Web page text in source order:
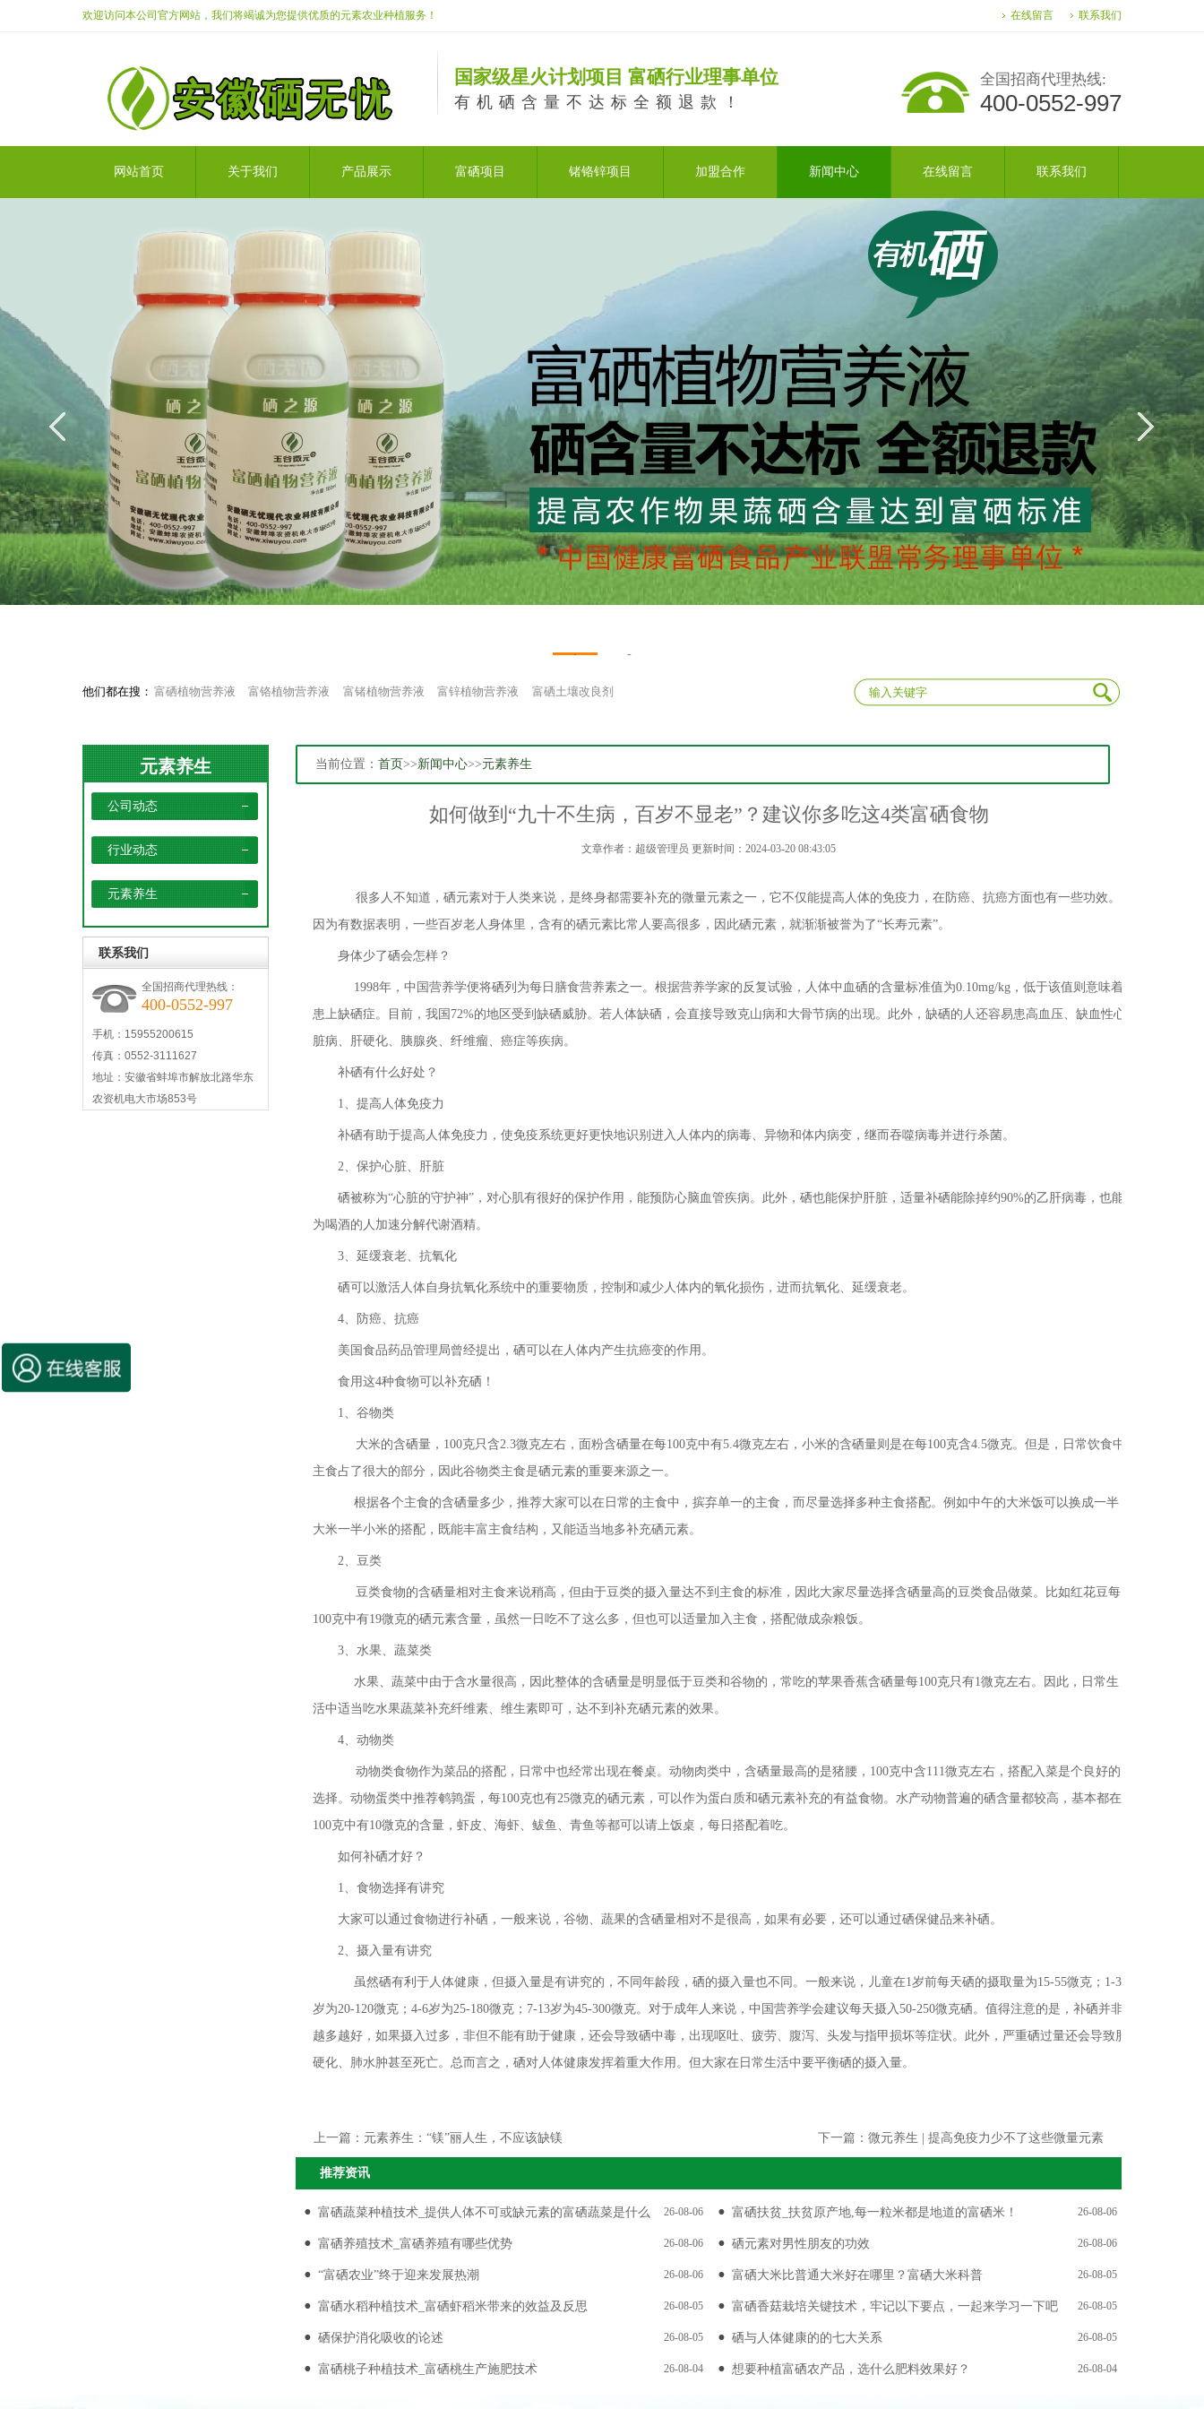
欢迎访问本公司官方网站，我们将竭诚为您提供优质的元素农业种植服务！ 在线留言 联系我们
国家级星火计划项目 富硒行业理事单位
有机硒含量不达标全额退款！
全国招商代理热线:
400-0552-997
网站首页 关于我们 产品展示 富硒项目 锗铬锌项目 加盟合作 新闻中心 在线留言 联系我们
1 2
他们都在搜： 富硒植物营养液 富铬植物营养液 富锗植物营养液 富锌植物营养液 富硒土壤改良剂
元素养生
公司动态
行业动态
元素养生
联系我们
全国招商代理热线：
400-0552-997
手机：15955200615
传真：0552-3111627
地址：安徽省蚌埠市解放北路华东
农资机电大市场853号
当前位置： 首页>>新闻中心>>元素养生
如何做到“九十不生病，百岁不显老”？建议你多吃这4类富硒食物
文章作者：超级管理员 更新时间：2024-03-20 08:43:05
很多人不知道，硒元素对于人类来说，是终身都需要补充的微量元素之一，它不仅能提高人体的免疫力，在防癌、抗癌方面也有一些功效。
因为有数据表明，一些百岁老人身体里，含有的硒元素比常人要高很多，因此硒元素，就渐渐被誉为了“长寿元素”。
身体少了硒会怎样？
1998年，中国营养学便将硒列为每日膳食营养素之一。根据营养学家的反复试验，人体中血硒的含量标准值为0.10mg/kg，低于该值则意味着
患上缺硒症。目前，我国72%的地区受到缺硒威胁。若人体缺硒，会直接导致克山病和大骨节病的出现。此外，缺硒的人还容易患高血压、缺血性心
脏病、肝硬化、胰腺炎、纤维瘤、癌症等疾病。
补硒有什么好处？
1、提高人体免疫力
补硒有助于提高人体免疫力，使免疫系统更好更快地识别进入人体内的病毒、异物和体内病变，继而吞噬病毒并进行杀菌。
2、保护心脏、肝脏
硒被称为“心脏的守护神”，对心肌有很好的保护作用，能预防心脑血管疾病。此外，硒也能保护肝脏，适量补硒能除掉约90%的乙肝病毒，也能
为喝酒的人加速分解代谢酒精。
3、延缓衰老、抗氧化
硒可以激活人体自身抗氧化系统中的重要物质，控制和减少人体内的氧化损伤，进而抗氧化、延缓衰老。
4、防癌、抗癌
美国食品药品管理局曾经提出，硒可以在人体内产生抗癌变的作用。
食用这4种食物可以补充硒！
1、谷物类
大米的含硒量，100克只含2.3微克左右，面粉含硒量在每100克中有5.4微克左右，小米的含硒量则是在每100克含4.5微克。但是，日常饮食中
主食占了很大的部分，因此谷物类主食是硒元素的重要来源之一。
根据各个主食的含硒量多少，推荐大家可以在日常的主食中，摈弃单一的主食，而尽量选择多种主食搭配。例如中午的大米饭可以换成一半
大米一半小米的搭配，既能丰富主食结构，又能适当地多补充硒元素。
2、豆类
豆类食物的含硒量相对主食来说稍高，但由于豆类的摄入量达不到主食的标准，因此大家尽量选择含硒量高的豆类食品做菜。比如红花豆每
100克中有19微克的硒元素含量，虽然一日吃不了这么多，但也可以适量加入主食，搭配做成杂粮饭。
3、水果、蔬菜类
水果、蔬菜中由于含水量很高，因此整体的含硒量是明显低于豆类和谷物的，常吃的苹果香蕉含硒量每100克只有1微克左右。因此，日常生
活中适当吃水果蔬菜补充纤维素、维生素即可，达不到补充硒元素的效果。
4、动物类
动物类食物作为菜品的搭配，日常中也经常出现在餐桌。动物肉类中，含硒量最高的是猪腰，100克中含111微克左右，搭配入菜是个良好的
选择。动物蛋类中推荐鹌鹑蛋，每100克也有25微克的硒元素，可以作为蛋白质和硒元素补充的有益食物。水产动物普遍的硒含量都较高，基本都在
100克中有10微克的含量，虾皮、海虾、鲅鱼、青鱼等都可以请上饭桌，每日搭配着吃。
如何补硒才好？
1、食物选择有讲究
大家可以通过食物进行补硒，一般来说，谷物、蔬果的含硒量相对不是很高，如果有必要，还可以通过硒保健品来补硒。
2、摄入量有讲究
虽然硒有利于人体健康，但摄入量是有讲究的，不同年龄段，硒的摄入量也不同。一般来说，儿童在1岁前每天硒的摄取量为15-55微克；1-3
岁为20-120微克；4-6岁为25-180微克；7-13岁为45-300微克。对于成年人来说，中国营养学会建议每天摄入50-250微克硒。值得注意的是，补硒并非
越多越好，如果摄入过多，非但不能有助于健康，还会导致硒中毒，出现呕吐、疲劳、腹泻、头发与指甲损坏等症状。此外，严重硒过量还会导致肝
硬化、肺水肿甚至死亡。总而言之，硒对人体健康发挥着重大作用。但大家在日常生活中要平衡硒的摄入量。
上一篇： 元素养生：“镁”丽人生，不应该缺镁 下一篇： 微元养生 | 提高免疫力少不了这些微量元素
推荐资讯
26-08-06
富硒蔬菜种植技术_提供人体不可或缺元素的富硒蔬菜是什么 26-08-06
富硒扶贫_扶贫原产地,每一粒米都是地道的富硒米！
26-08-06
富硒养殖技术_富硒养殖有哪些优势 26-08-06
硒元素对男性朋友的功效
26-08-06
“富硒农业”终于迎来发展热潮 26-08-05
富硒大米比普通大米好在哪里？富硒大米科普
26-08-05
富硒水稻种植技术_富硒虾稻米带来的效益及反思 26-08-05
富硒香菇栽培关键技术，牢记以下要点，一起来学习一下吧
26-08-05
硒保护消化吸收的论述 26-08-05
硒与人体健康的的七大关系
26-08-04
富硒桃子种植技术_富硒桃生产施肥技术 26-08-04
想要种植富硒农产品，选什么肥料效果好？